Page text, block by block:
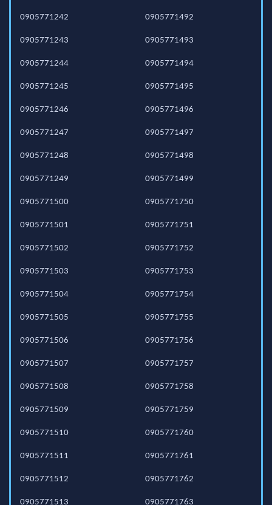
0905771242
0905771243
0905771244
0905771245
0905771246
0905771247
0905771248
0905771249
0905771492
0905771493
0905771494
0905771495
0905771496
0905771497
0905771498
0905771499
0905771500
0905771501
0905771502
0905771503
0905771504
0905771505
0905771506
0905771507
0905771508
0905771509
0905771510
0905771511
0905771512
0905771513
0905771750
0905771751
0905771752
0905771753
0905771754
0905771755
0905771756
0905771757
0905771758
0905771759
0905771760
0905771761
0905771762
0905771763